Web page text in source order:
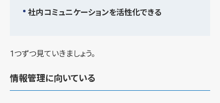
社内コミュニケーションを活性化できる
1つずつ見ていきましょう。
情報管理に向いている